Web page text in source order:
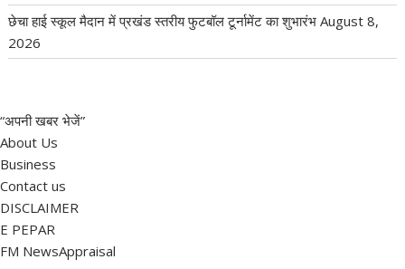
छेचा हाई स्कूल मैदान में प्रखंड स्तरीय फुटबॉल टूर्नामेंट का शुभारंभ August 8,
2026
“अपनी खबर भेजें”
About Us
Business
Contact us
DISCLAIMER
E PEPAR
FM NewsAppraisal